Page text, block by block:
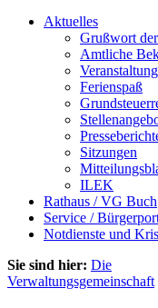
Aktuelles
Grußwort
Amtliche
Ferienspaß
Sitzungen
ILEK
Rathaus / VG Buch
Service /
Notdienste und
Sie sind hier: Die
Verwaltungsgemeinschaft